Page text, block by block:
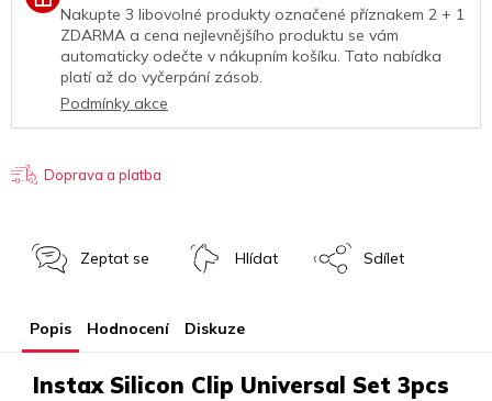
Nakupte 3 libovolné produkty označené příznakem 2 + 1
ZDARMA a cena nejlevnějšího produktu se vám
automaticky odečte v nákupním košíku. Tato nabídka
platí až do vyčerpání zásob.
Podmínky akce
Doprava a platba
Zeptat se Hlídat Sdílet
Popis Hodnocení Diskuze
Instax Silicon Clip Universal Set 3pcs